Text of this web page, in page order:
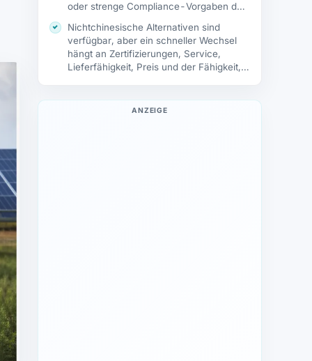
oder strenge Compliance-Vorgaben den
Nichtchinesische Alternativen sind
verfügbar, aber ein schneller Wechsel
hängt an Zertifizierungen, Service,
Lieferfähigkeit, Preis und der Fähigkeit,
ANZEIGE